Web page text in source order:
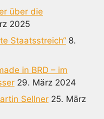
über die
2025
Staatsstreich“ 8.
in BRD – im
29. März 2024
Sellner 25. März